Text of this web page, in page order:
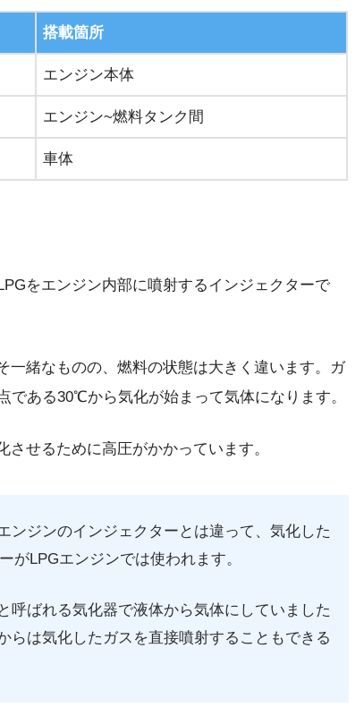
搭載箇所
エンジン本体
エンジン~燃料タンク間
車体
をエンジン内部に噴射するインジェクターで
一緒なものの、燃料の状態は大きく違います。ガ
である30℃から気化が始まって気体になります。
せるために高圧がかかっています。
ンジンのインジェクターとは違って、気化した
がLPGエンジンでは使われます。
呼ばれる気化器で液体から気体にしていました
らは気化したガスを直接噴射することもできる